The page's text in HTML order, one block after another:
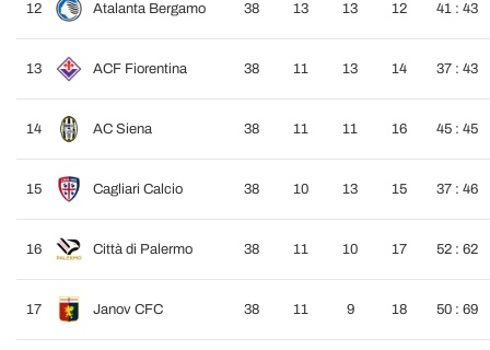
12 Atalanta Bergamo 38 13 13 12 41 : 43
13 ACF Fiorentina 38 11 13 14 37 : 43
14 AC Siena 38 11 11 16 45 : 45
15 Cagliari Calcio 38 10 13 15 37 : 46
16 Città di Palermo 38 11 10 17 52 : 62
17 Janov CFC 38 11 9 18 50 : 69